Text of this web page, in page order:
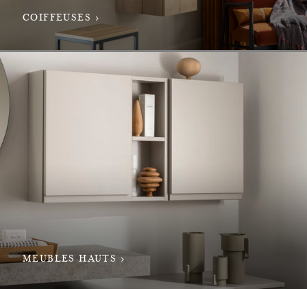
COIFFEUSES
MEUBLES HAUTS